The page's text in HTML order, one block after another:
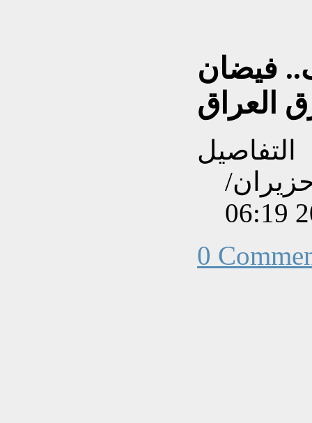
فيضان
العراق
التفاصيل
بتاريخ الثلاثاء, 02 حزيران/
0